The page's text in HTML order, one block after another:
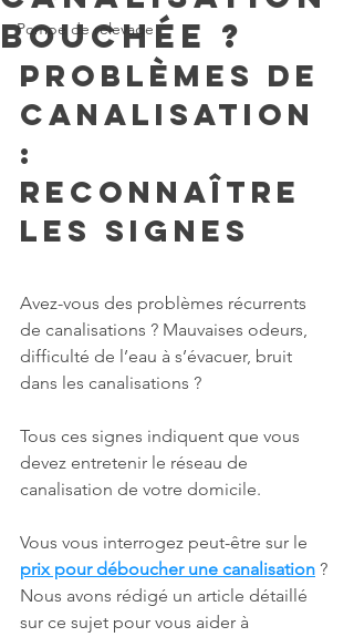
Pompe de relevage
bouchée ?
Problèmes de
canalisation
:
reconnaître
les signes
Avez-vous des problèmes récurrents
de canalisations ? Mauvaises odeurs,
difficulté de l’eau à s’évacuer, bruit
dans les canalisations ?
Tous ces signes indiquent que vous
devez entretenir le réseau de
canalisation de votre domicile.
Vous vous interrogez peut-être sur le
prix pour déboucher une canalisation ?
Nous avons rédigé un article détaillé
sur ce sujet pour vous aider à